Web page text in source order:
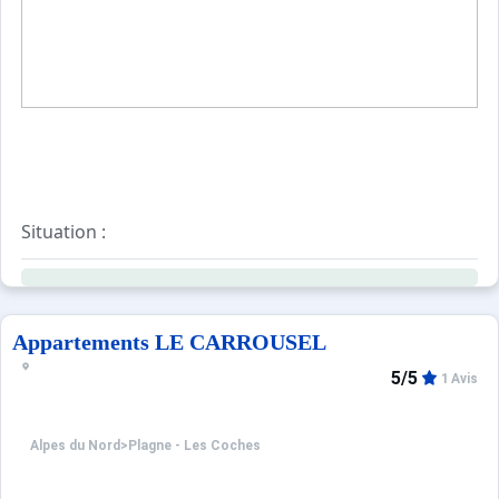
Situation :
Résidence située à 300m des pistes et des commerces.
Equipements :
Résidence équipée d'un ascenseur et de casiers à skis.
Parking public gratuit.
Appartements LE CARROUSEL
Alpes du Nord > Plagne - Les Coches
5/5 1 Avis